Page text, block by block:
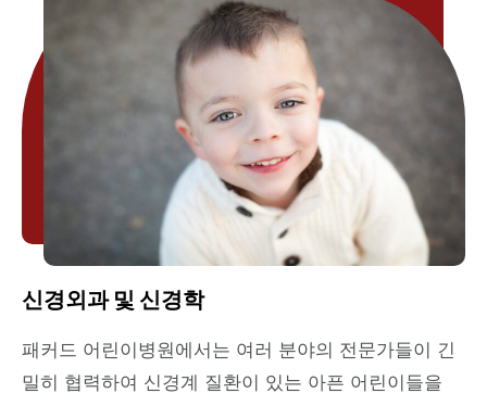
신경외과 및 신경학
패커드 어린이병원에서는 여러 분야의 전문가들이 긴
밀히 협력하여 신경계 질환이 있는 아픈 어린이들을